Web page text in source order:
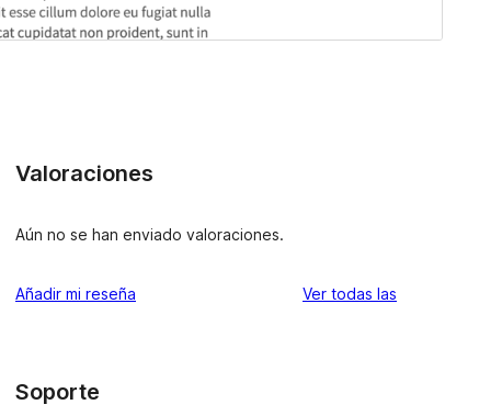
Valoraciones
Aún no se han enviado valoraciones.
Añadir mi reseña Ver todas las
Soporte